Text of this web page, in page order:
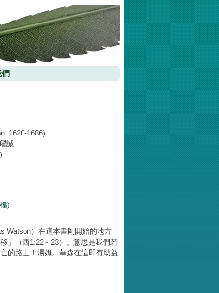
們
1620-1686)
誠
)
Watson）在這本書剛開始的地方
」（西1:22～23）。意思是我們若
的路上！湯姆。華森在這即有助益